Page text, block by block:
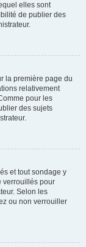
elles sont
de publier des
la première page du
relativement
pour les
des sujets
et tout sondage y
verrouillés pour
Selon les
ou non verrouiller